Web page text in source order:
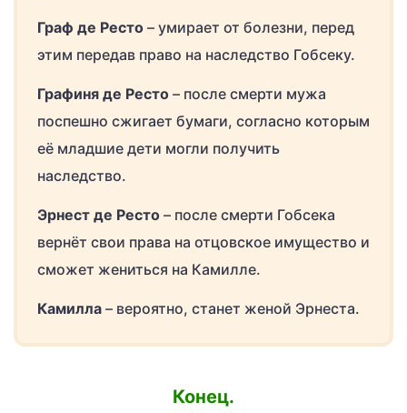
Граф де Ресто – умирает от болезни, перед
этим передав право на наследство Гобсеку.
Графиня де Ресто – после смерти мужа
поспешно сжигает бумаги, согласно которым
её младшие дети могли получить
наследство.
Эрнест де Ресто – после смерти Гобсека
вернёт свои права на отцовское имущество и
сможет жениться на Камилле.
Камилла – вероятно, станет женой Эрнеста.
Конец.